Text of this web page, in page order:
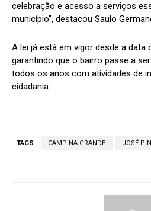
celebração e acesso a serviços
município”, destacou Saulo
A lei já está em vigor desde a data
garantindo que o bairro passe a
todos os anos com atividades de
cidadania.
TAGS CAMPINA GRANDE JOSÉ